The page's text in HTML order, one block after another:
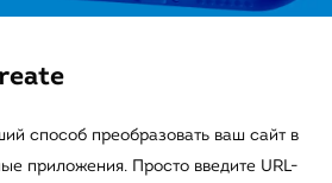
способ преобразовать ваш сайт в
приложения. Просто введите URL-